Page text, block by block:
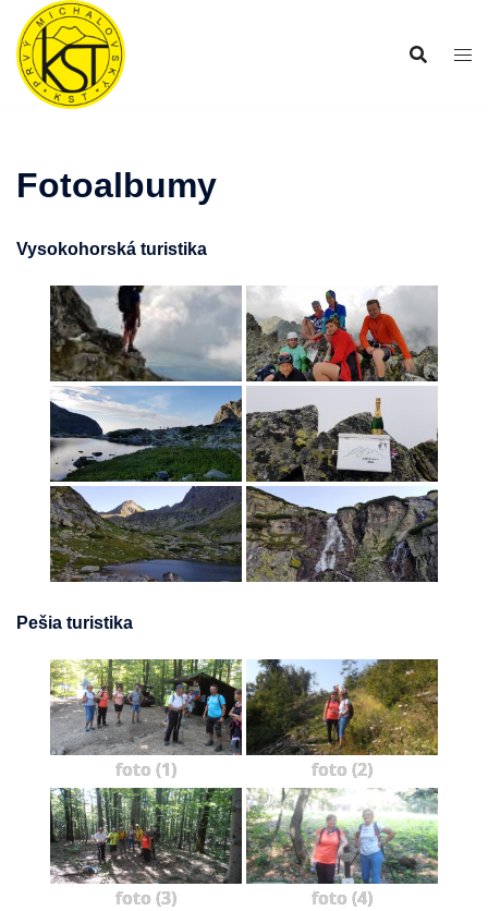
Preskočiť
obsah
Fotoalbumy
Vysokohorská turistika
Pešia turistika
foto (1) foto (2)
foto (3) foto (4)